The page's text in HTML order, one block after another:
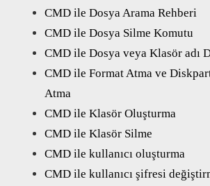
CMD ile Dosya Arama Rehberi
CMD ile Dosya Silme Komutu
CMD ile Dosya veya Klasör adı
CMD ile Format Atma ve
Atma
CMD ile Klasör Oluşturma
CMD ile Klasör Silme
CMD ile kullanıcı oluşturma
CMD ile kullanıcı şifresi